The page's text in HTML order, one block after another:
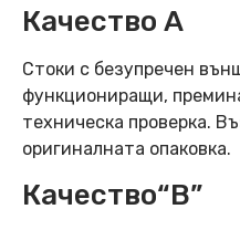
Качество А
Стоки с безупречен
функциониращи,
техническа проверка.
оригиналната опаковка.
Качество“B”